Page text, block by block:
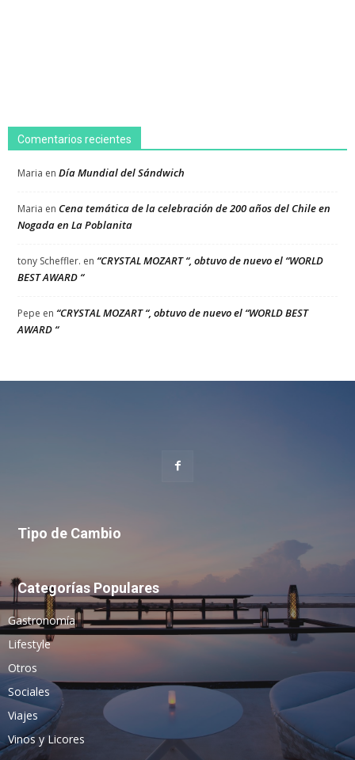
Comentarios recientes
Maria en Día Mundial del Sándwich
Maria en Cena temática de la celebración de 200 años del Chile en
Nogada en La Poblanita
tony Scheffler. en “CRYSTAL MOZART “, obtuvo de nuevo el “WORLD
BEST AWARD “
Pepe en “CRYSTAL MOZART “, obtuvo de nuevo el “WORLD BEST
AWARD “
Tipo de Cambio
Categorías Populares
Gastronomía
Lifestyle
Otros
Sociales
Viajes
Vinos y Licores